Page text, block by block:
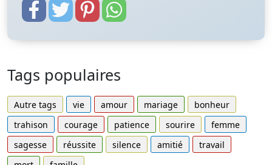
Tags populaires
Autre tags vie amour mariage
bonheur
trahison
courage patience sourire
femme
sagesse
réussite silence amitié
travail